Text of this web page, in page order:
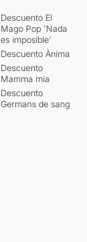
Descuento El
Mago Pop 'Nada
es imposible'
Descuento Ànima
Descuento
Mamma mia
Descuento
Germans de sang